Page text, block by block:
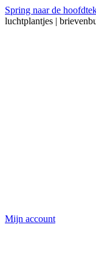
Spring naar de
luchtplantjes |
Mijn account